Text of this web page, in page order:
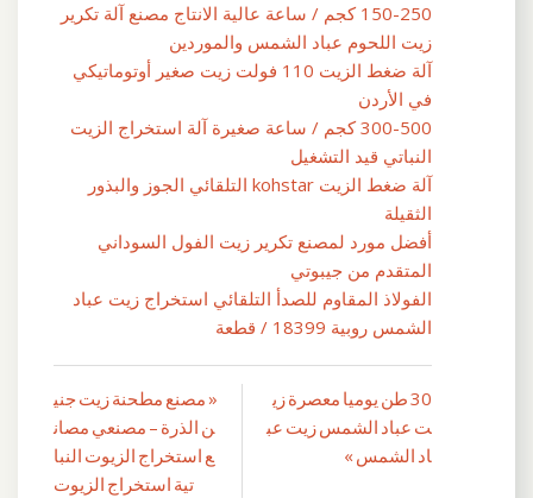
150-250 كجم / ساعة عالية الانتاج مصنع آلة تكرير
زيت اللحوم عباد الشمس والموردين
آلة ضغط الزيت 110 فولت زيت صغير أوتوماتيكي
في الأردن
300-500 كجم / ساعة صغيرة آلة استخراج الزيت
النباتي قيد التشغيل
آلة ضغط الزيت kohstar التلقائي الجوز والبذور
الثقيلة
أفضل مورد لمصنع تكرير زيت الفول السوداني
المتقدم من جيبوتي
الفولاذ المقاوم للصدأ التلقائي استخراج زيت عباد
الشمس روبية 18399 / قطعة
تصفّح
المقالات
« مصنع مطحنة زيت جني
ن الذرة – مصنعي مصان
ع استخراج الزيوت النبا
تية استخراج الزيوت
30 طن يوميا معصرة زي
ت عباد الشمس زيت عب
اد الشمس »